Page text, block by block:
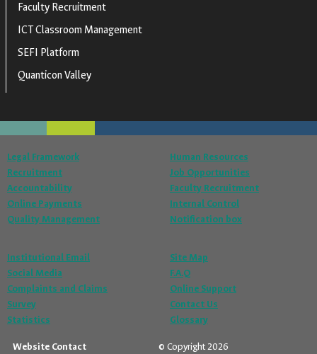
Faculty Recruitment
ICT Classroom Management
SEFI Platform
Quanticon Valley
Legal Framework
Recruitment
Accountability
Online Payments
Quality Management
Human Resources
Job Opportunities
Faculty Recruitment
Internal Control
Notification box
Institutional Email
Social Media
Complaints and Claims
Survey
Statistics
Site Map
F.A.Q
Online Support
Contact Us
Glossary
Website Contact © Copyright 2026